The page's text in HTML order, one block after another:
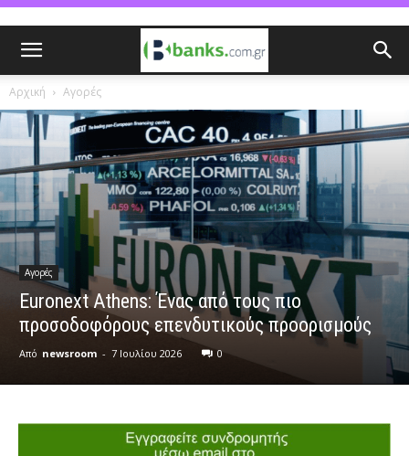
Αρχική Αγορές
Αγορές
Euronext Athens: Ένας από τους πιο
προσοδοφόρους επενδυτικούς προορισμούς
Από newsroom - 7 Ιουλίου 2026 0